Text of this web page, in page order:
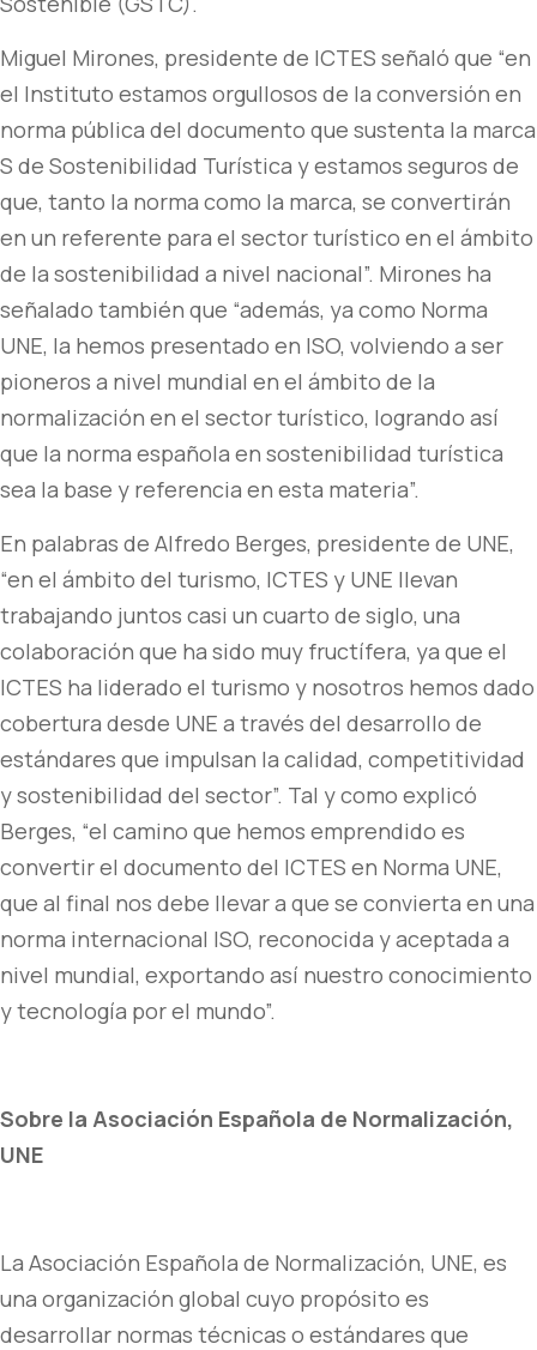
Miguel Mirones, presidente de ICTES señaló que “en
el Instituto estamos orgullosos de la conversión en
norma pública del documento que sustenta la marca
S de Sostenibilidad Turística y estamos seguros de
que, tanto la norma como la marca, se convertirán
en un referente para el sector turístico en el ámbito
de la sostenibilidad a nivel nacional”. Mirones ha
señalado también que “además, ya como Norma
UNE, la hemos presentado en ISO, volviendo a ser
pioneros a nivel mundial en el ámbito de la
normalización en el sector turístico, logrando así
que la norma española en sostenibilidad turística
sea la base y referencia en esta materia”.
En palabras de Alfredo Berges, presidente de UNE,
“en el ámbito del turismo, ICTES y UNE llevan
trabajando juntos casi un cuarto de siglo, una
colaboración que ha sido muy fructífera, ya que el
ICTES ha liderado el turismo y nosotros hemos dado
cobertura desde UNE a través del desarrollo de
estándares que impulsan la calidad, competitividad
y sostenibilidad del sector”. Tal y como explicó
Berges, “el camino que hemos emprendido es
convertir el documento del ICTES en Norma UNE,
que al final nos debe llevar a que se convierta en una
norma internacional ISO, reconocida y aceptada a
nivel mundial, exportando así nuestro conocimiento
y tecnología por el mundo”.
Sobre la Asociación Española de Normalización,
UNE
La Asociación Española de Normalización, UNE, es
una organización global cuyo propósito es
desarrollar normas técnicas o estándares que